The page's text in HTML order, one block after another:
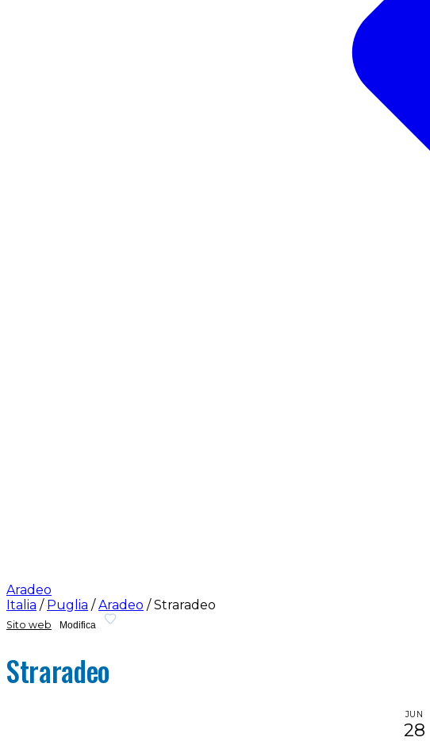
Aradeo
Italia / Puglia / Aradeo / Straradeo
Sito web Modifica
Straradeo
JUN
28